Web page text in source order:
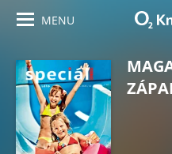
MENU